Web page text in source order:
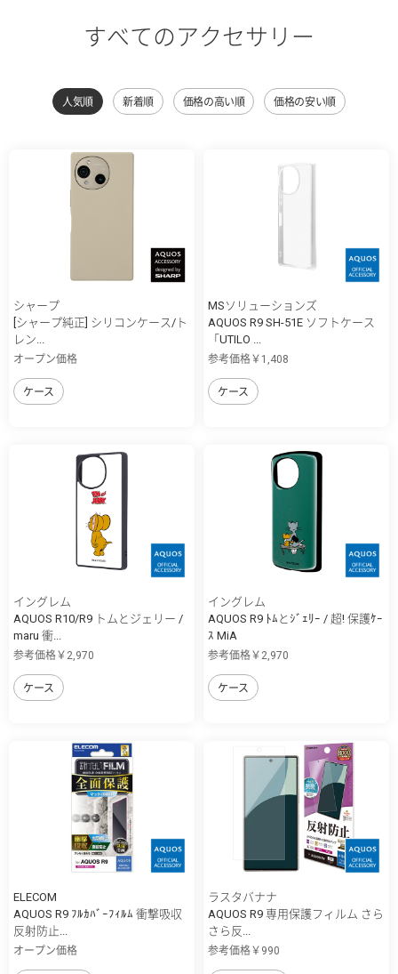
すべてのアクセサリー
人気順 新着順 価格の高い順 価格の安い順
シャープ
[シャープ純正] シリコンケース/ト
レン...
オープン価格
ケース
MSソリューションズ
AQUOS R9 SH-51E ソフトケース
「UTILO ...
参考価格￥1,408
ケース
イングレム
AQUOS R10/R9 トムとジェリー /
maru 衝...
参考価格￥2,970
ケース
イングレム
AQUOS R9 ﾄﾑとｼﾞｪﾘｰ / 超! 保護ｹｰ
ｽ MiA
参考価格￥2,970
ケース
ELECOM
AQUOS R9 ﾌﾙｶﾊﾞｰﾌｨﾙﾑ 衝撃吸収
反射防止...
オープン価格
ラスタバナナ
AQUOS R9 専用保護フィルム さら
さら反...
参考価格￥990